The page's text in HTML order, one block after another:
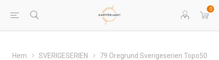
0
Hem SVERIGESERIEN 79 Öregrund Sverigeserien Topo50